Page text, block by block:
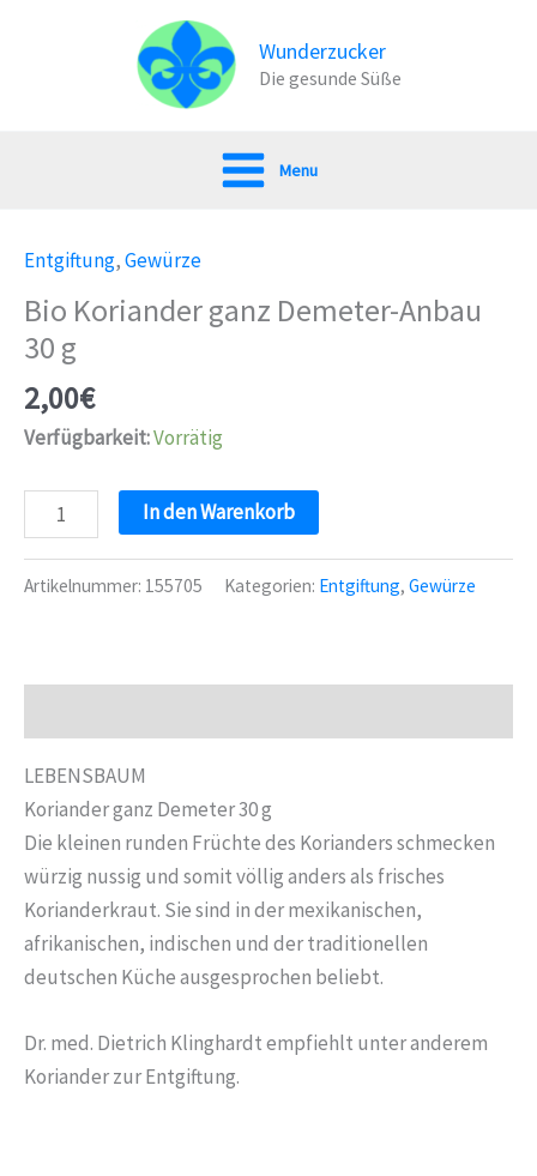
Wunderzucker
Die gesunde Süße
Menu
Entgiftung,Gewürze
Bio Koriander ganz Demeter-Anbau
30 g
2,00€
Verfügbarkeit:Vorrätig
Koriander
ganz
Menge
In den Warenkorb
Artikelnummer: 155705 Kategorien: Entgiftung, Gewürze
LEBENSBAUM
Koriander ganz Demeter 30 g
Die kleinen runden Früchte des Korianders schmecken
würzig nussig und somit völlig anders als frisches
Korianderkraut. Sie sind in der mexikanischen,
afrikanischen, indischen und der traditionellen
deutschen Küche ausgesprochen beliebt.
Dr. med. Dietrich Klinghardt empfiehlt unter anderem
Koriander zur Entgiftung.